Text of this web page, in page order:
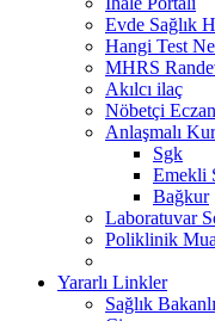
Evde Sağlık
Hangi Test
MHRS
Akılcı ilaç
Nöbetçi
Anlaşmalı
Sgk
Emekli
Bağkur
Laboratuvar
Poliklinik
Yararlı Linkler
Sağlık